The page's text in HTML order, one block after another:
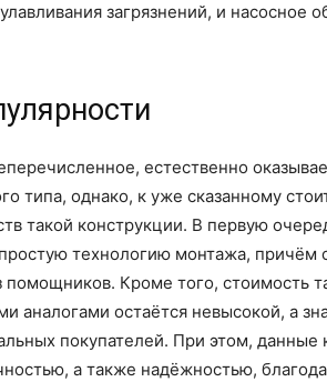
загрязнений, и насосное
естественно
типа, однако, к уже сказанному
такой конструкции. В первую
технологию монтажа, причём
помощников. Кроме того, стоимость
аналогами остаётся невысокой, а
покупателей. При этом, данные
а также надёжностью,